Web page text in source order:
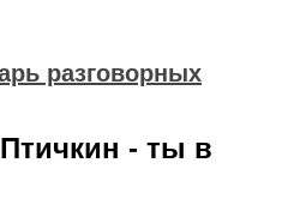
разговорных
- ты в